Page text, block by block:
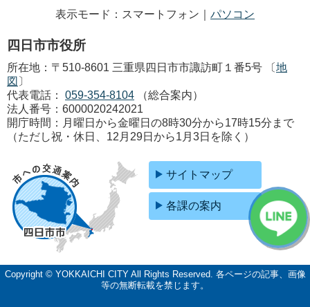
表示モード：スマートフォン｜ パソコン
四日市市役所
所在地：〒510-8601 三重県四日市市諏訪町１番5号 〔地
図 〕
代表電話：
059-354-8104
（総合案内）
法人番号：6000020242021
開庁時間：月曜日から金曜日の8時30分から17時15分まで
（ただし祝・休日、12月29日から1月3日を除く）
サイトマップ
各課の案内
Copyright © YOKKAICHI CITY All Rights Reserved. 各ページの記事、画像
等の無断転載を禁じます。